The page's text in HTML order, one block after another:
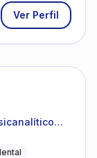
Ver Perfil